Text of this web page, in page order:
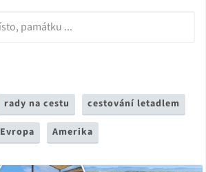
rady na cestu cestování letadlem
Evropa Amerika